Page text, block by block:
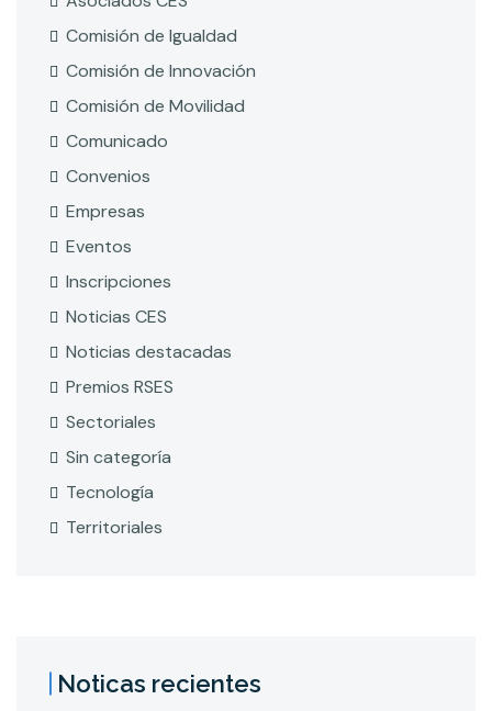
Comisión de Igualdad
Comisión de Innovación
Comisión de Movilidad
Comunicado
Convenios
Empresas
Eventos
Inscripciones
Noticias CES
Noticias destacadas
Premios RSES
Sectoriales
Sin categoría
Tecnología
Territoriales
Noticas recientes